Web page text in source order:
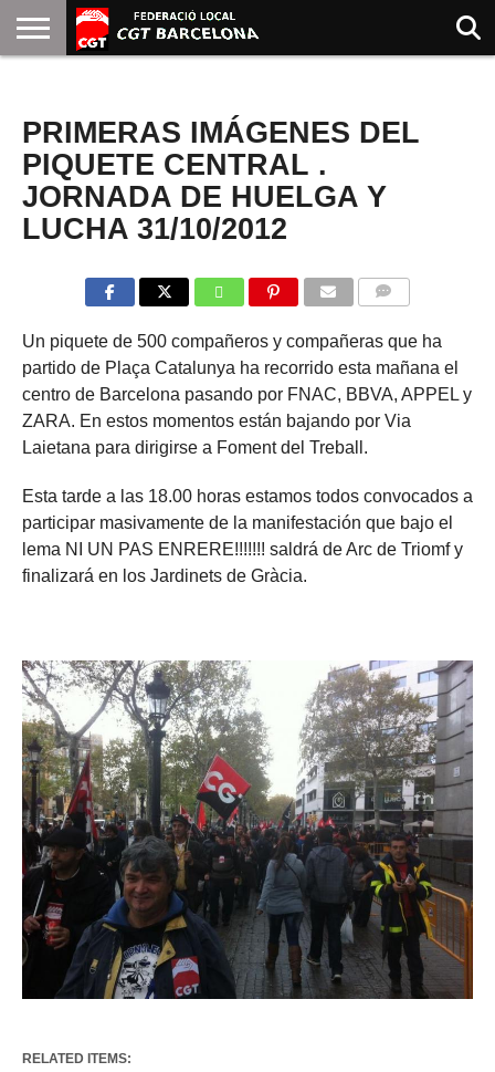
GOLDMAN
PRIMERAS IMÁGENES DEL
PIQUETE CENTRAL .
JORNADA DE HUELGA Y
LUCHA 31/10/2012
Un piquete de 500 compañeros y compañeras que ha
partido de Plaça Catalunya ha recorrido esta mañana el
centro de Barcelona pasando por FNAC, BBVA, APPEL y
ZARA. En estos momentos están bajando por Via
Laietana para dirigirse a Foment del Treball.
Esta tarde a las 18.00 horas estamos todos convocados a
participar masivamente de la manifestación que bajo el
lema NI UN PAS ENRERE!!!!!!! saldrá de Arc de Triomf y
finalizará en los Jardinets de Gràcia.
RELATED ITEMS: